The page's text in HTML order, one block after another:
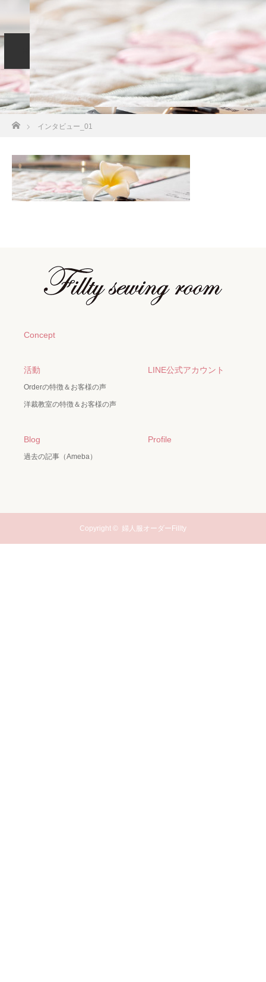
コンセプト サービス LINE
Blog Profile お問い合わせ
インタビュー_01
インタビュー_01
Concept
活動
Orderの特徴＆お客様の声
洋裁教室の特徴＆お客様の声
LINE公式アカウント
Blog
過去の記事（Ameba）
Profile
Copyright © 婦人服オーダーFillty